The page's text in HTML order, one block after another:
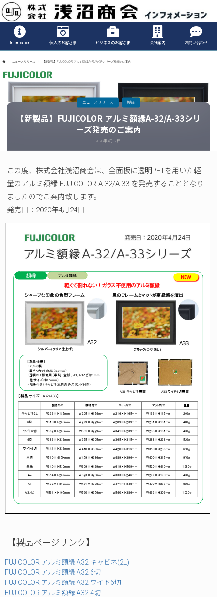
Information
Information 個人のお客さま ビジネスのお客さま 会社案内 お問い合わせ
ニュースリリース 【新製品】FUJICOLOR アルミ額縁A-32/A-33シリーズ発売のご案内
【新製品】FUJICOLOR アルミ額縁A-32/A-33シリ
ーズ発売のご案内
2020年4月17日
ニュースリリース 製品
この度、株式会社浅沼商会は、全面板に透明PETを用いた軽
量のアルミ額縁 FUJICOLOR A-32/A-33 を発売することとなり
ましたのでご案内致します。
発売日：2020年4月24日
【製品ページリンク】
FUJICOLOR アルミ額縁 A32 キャビネ(2L)
FUJICOLOR アルミ額縁 A32 6切
FUJICOLOR アルミ額縁 A32 ワイド6切
FUJICOLOR アルミ額縁 A32 4切